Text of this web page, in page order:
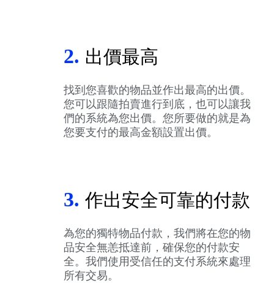
2. 出價最高
找到您喜歡的物品並作出最高的出價。
您可以跟隨拍賣進行到底，也可以讓我
們的系統為您出價。您所要做的就是為
您要支付的最高金額設置出價。
3. 作出安全可靠的付款
為您的獨特物品付款，我們將在您的物
品安全無恙抵達前，確保您的付款安
全。我們使用受信任的支付系統來處理
所有交易。